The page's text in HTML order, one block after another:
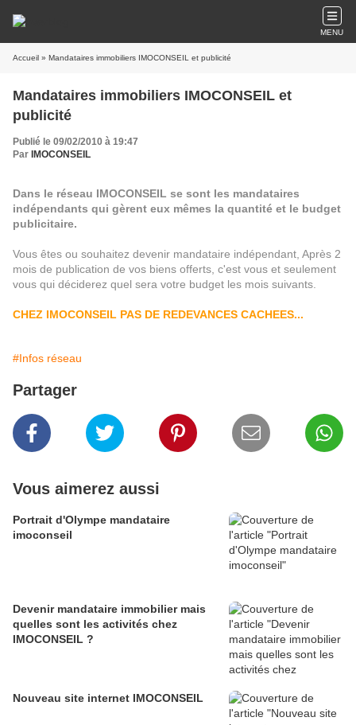
MENU
Accueil » Mandataires immobiliers IMOCONSEIL et publicité
Mandataires immobiliers IMOCONSEIL et
publicité
Publié le 09/02/2010 à 19:47
Par IMOCONSEIL
Dans le réseau IMOCONSEIL se sont les mandataires
indépendants qui gèrent eux mêmes la quantité et le budget
publicitaire.
Vous êtes ou souhaitez devenir mandataire indépendant, Après 2
mois de publication de vos biens offerts, c'est vous et seulement
vous qui déciderez quel sera votre budget les mois suivants.
CHEZ IMOCONSEIL PAS DE REDEVANCES CACHEES...
#Infos réseau
Partager
Vous aimerez aussi
Portrait d'Olympe mandataire
imoconseil
Devenir mandataire immobilier mais
quelles sont les activités chez
IMOCONSEIL ?
Nouveau site internet IMOCONSEIL